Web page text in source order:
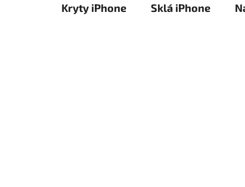
Kryty iPhone Sklá iPhone